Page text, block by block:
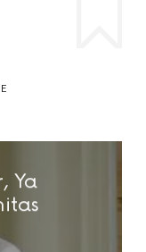
Ya